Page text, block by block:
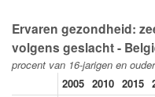
Ervaren gezondheid:
volgens geslacht -
procent van 16-jarigen en ouder
2005 2010 2015